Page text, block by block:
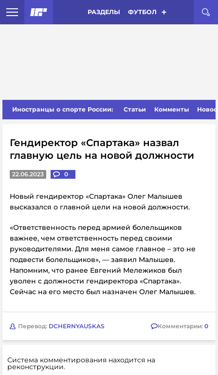
РАЗДЕЛЫ ФУТБОЛ
Иностранцы о спорте России: Статьи Комменты
Гендиректор «Спартака» назвал
главную цель на новой должности
22.06.2023 0
Новый гендиректор «Спартака» Олег Малышев
высказался о главной цели на новой должности.
«Ответственность перед армией болельщиков
важнее, чем ответственность перед своими
руководителями. Для меня самое главное – это не
подвести болельщиков», — заявил Малышев.
Напомним, что ранее Евгений Мележиков был
уволен с должности гендиректора «Спартака».
Сейчас на его место был назначен Олег Малышев.
Перевод: DCHERNYAUSKAS Комментарии: 0
Система комментирования находится на
реконструкции.